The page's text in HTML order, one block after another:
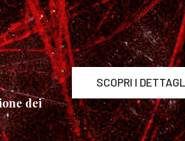
dei
SCOPRI I